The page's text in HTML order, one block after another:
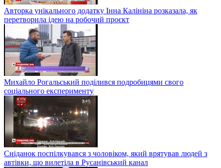
Авторка унікального додатку Інна Калініна розказала, як
перетворила ідею на робочий проєкт
Михайло Рогальський поділився подробицями свого
соціального експерименту
Сніданок поспілкувався з чоловіком, який врятував людей з
автівки, що вилетіла в Русанівський канал